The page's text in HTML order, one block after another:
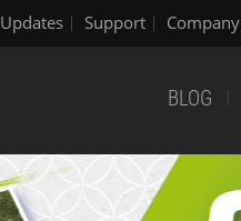
Updates Support Company
BLOG